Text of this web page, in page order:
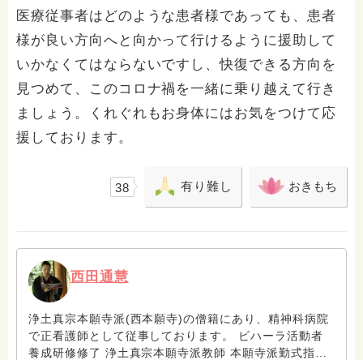
医療従事者はどのような患者様であっても、患者
様が良い方向へと向かって行けるように援助して
いかなくてはならないですし、快復できる方向を
見つめて、このコロナ禍を一緒に乗り越えて行き
ましょう。くれぐれもお身体にはお気をつけて応
援しております。
38 有り難し おきもち
西田通慧
浄土真宗本願寺派(西本願寺)の僧籍にあり、精神科病院
で正看護師として従事しております。 ビハーラ活動者
養成研修修了 浄土真宗本願寺派教師 本願寺派勤式指導